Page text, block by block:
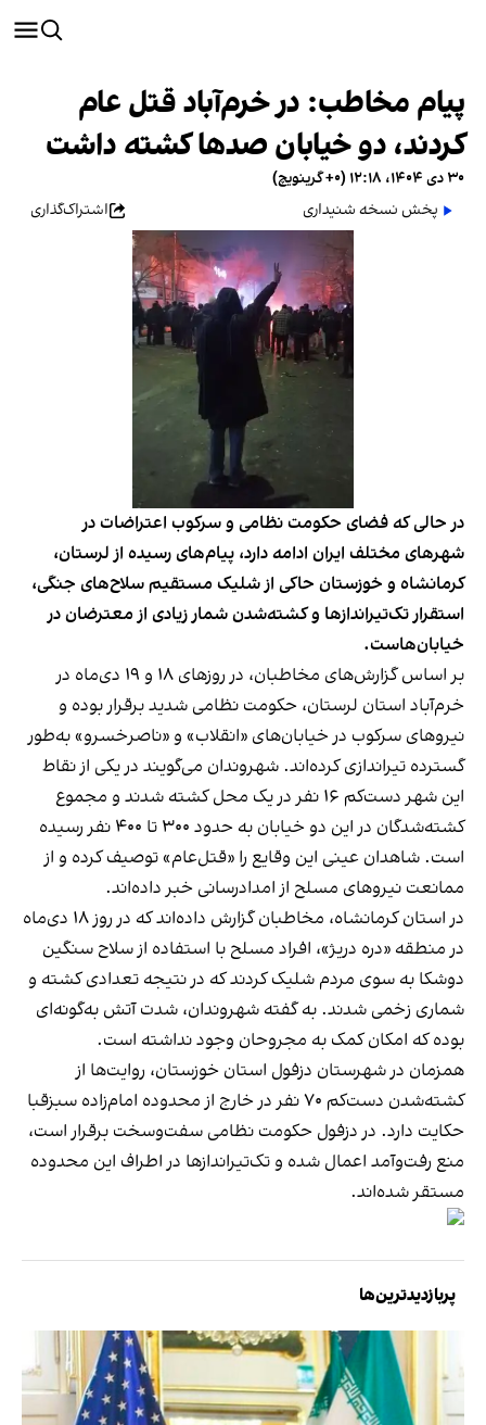
پیام مخاطب: در خرم‌آباد قتل عام
کردند، دو خیابان صدها کشته داشت
۳۰ دی ۱۴۰۴، ۱۲:۱۸ (‎+۰ گرینویچ)
پخش نسخه شنیداری
اشتراک‌گذاری
در حالی‌ که فضای حکومت نظامی و سرکوب اعتراضات در
شهرهای مختلف ایران ادامه دارد، پیام‌های رسیده از لرستان،
کرمانشاه و خوزستان حاکی از شلیک مستقیم سلاح‌های جنگی،
استقرار تک‌تیراندازها و کشته‌شدن شمار زیادی از معترضان در
خیابان‌هاست.
بر اساس گزارش‌های مخاطبان، در روزهای ۱۸ و ۱۹ دی‌ماه در
خرم‌آباد استان لرستان، حکومت نظامی شدید برقرار بوده و
نیروهای سرکوب در خیابان‌های «انقلاب» و «ناصرخسرو» به‌طور
گسترده تیراندازی کرده‌اند. شهروندان می‌گویند در یکی از نقاط
این شهر دست‌کم ۱۶ نفر در یک محل کشته شدند و مجموع
کشته‌شدگان در این دو خیابان به حدود ۳۰۰ تا ۴۰۰ نفر رسیده
است. شاهدان عینی این وقایع را «قتل‌عام» توصیف کرده و از
ممانعت نیروهای مسلح از امدادرسانی خبر داده‌اند.
در استان کرمانشاه، مخاطبان گزارش داده‌اند که در روز ۱۸ دی‌ماه
در منطقه «دره دریژ»، افراد مسلح با استفاده از سلاح سنگین
دوشکا به سوی مردم شلیک کردند که در نتیجه تعدادی کشته و
شماری زخمی شدند. به گفته شهروندان، شدت آتش به‌گونه‌ای
بوده که امکان کمک به مجروحان وجود نداشته است.
همزمان در شهرستان دزفول استان خوزستان، روایت‌ها از
کشته‌شدن دست‌کم ۷۰ نفر در خارج از محدوده امام‌زاده سبزقبا
حکایت دارد. در دزفول حکومت نظامی سفت‌وسخت برقرار است،
منع رفت‌وآمد اعمال شده و تک‌تیراندازها در اطراف این محدوده
مستقر شده‌اند.
پربازدیدترین‌ها